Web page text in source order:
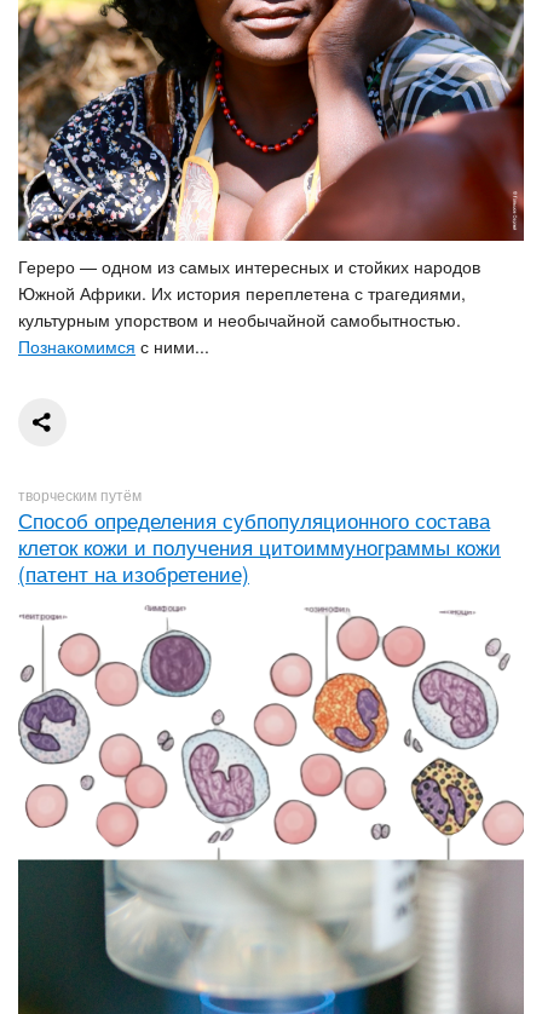
Гереро — одном из самых интересных и стойких народов
Южной Африки. Их история переплетена с трагедиями,
культурным упорством и необычайной самобытностью.
Познакомимся с ними...
творческим путём
Способ определения субпопуляционного состава
клеток кожи и получения цитоиммунограммы кожи
(патент на изобретение)